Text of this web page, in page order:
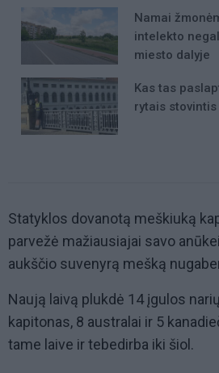
Namai
intelekto
miesto dalyje
Kas tas
rytais
Statyklos dovanotą meškiuką
parvežė mažiausiajai savo
aukščio suvenyrą mešką
Naują laivą plukdė 14 įgulos
kapitonas, 8 australai ir 5
tame laive ir tebedirba iki šiol.